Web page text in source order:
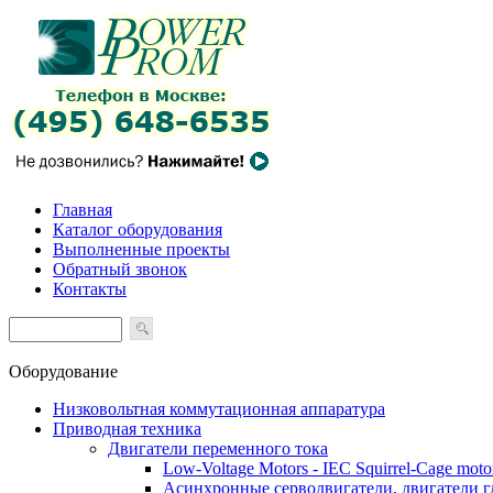
Главная
Каталог оборудования
Выполненные проекты
Обратный звонок
Контакты
Оборудование
Низковольтная коммутационная аппаратура
Приводная техника
Двигатели переменного тока
Low-Voltage Motors - IEC Squirrel-Cage
Асинхронные серводвигатели, двигатели